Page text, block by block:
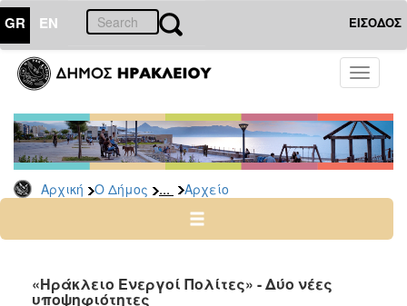
GR EN ΕΙΣΟΔΟΣ
Toggle
Αρχική Ο Δήμος ... Αρχείο
ΔΗΜΟΣ
Δημοτικές
Παρατάξεις
Αρχείο
«Ηράκλειο Ενεργοί Πολίτες» - Δύο νέες
υποψηφιότητες